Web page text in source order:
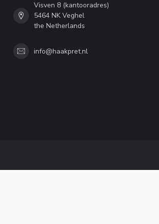
Visven 8 (kantooradres)
5464 NK Veghel
the Netherlands
info@haakpret.nl